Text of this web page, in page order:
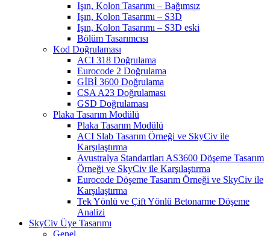
Işın, Kolon Tasarımı – Bağımsız
Işın, Kolon Tasarımı – S3D
Işın, Kolon Tasarımı – S3D eski
Bölüm Tasarımcısı
Kod Doğrulaması
ACI 318 Doğrulama
Eurocode 2 Doğrulama
GİBİ 3600 Doğrulama
CSA A23 Doğrulaması
GSD Doğrulaması
Plaka Tasarım Modülü
Plaka Tasarım Modülü
ACI Slab Tasarım Örneği ve SkyCiv ile
Karşılaştırma
Avustralya Standartları AS3600 Döşeme Tasarım
Örneği ve SkyCiv ile Karşılaştırma
Eurocode Döşeme Tasarım Örneği ve SkyCiv ile
Karşılaştırma
Tek Yönlü ve Çift Yönlü Betonarme Döşeme
Analizi
SkyCiv Üye Tasarımı